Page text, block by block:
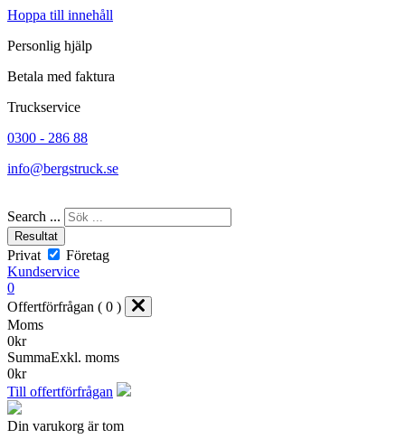
Hoppa till innehåll
Personlig hjälp
Betala med faktura
Truckservice
0300 - 286 88
info@bergstruck.se
Search ...
Resultat
Privat
Företag
Kundservice
0
Offertförfrågan ( 0 )
Moms
0kr
SummaExkl. moms
0kr
Till offertförfrågan
Din varukorg är tom